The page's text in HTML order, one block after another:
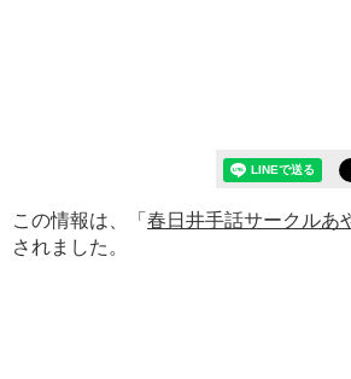
この情報は、「 春日井手話サークルあ
されました。